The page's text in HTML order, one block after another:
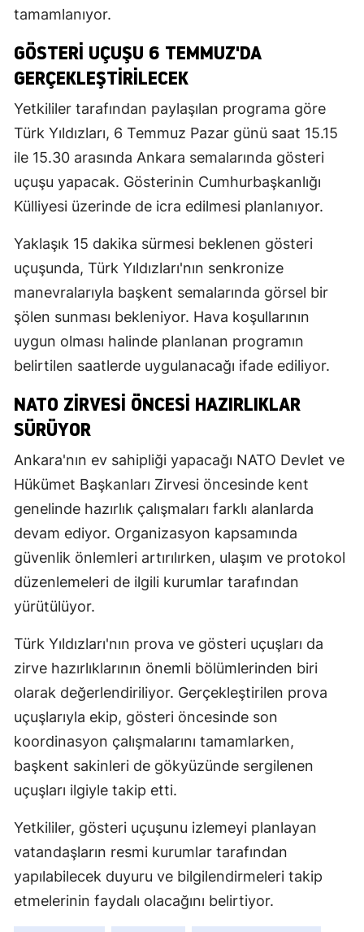
tamamlanıyor.
GÖSTERI UÇUŞU 6 TEMMUZ'DA
GERÇEKLEŞTIRILECEK
Yetkililer tarafından paylaşılan programa göre
Türk Yıldızları, 6 Temmuz Pazar günü saat 15.15
ile 15.30 arasında Ankara semalarında gösteri
uçuşu yapacak. Gösterinin Cumhurbaşkanlığı
Külliyesi üzerinde de icra edilmesi planlanıyor.
Yaklaşık 15 dakika sürmesi beklenen gösteri
uçuşunda, Türk Yıldızları'nın senkronize
manevralarıyla başkent semalarında görsel bir
şölen sunması bekleniyor. Hava koşullarının
uygun olması halinde planlanan programın
belirtilen saatlerde uygulanacağı ifade ediliyor.
NATO ZIRVESI ÖNCESI HAZIRLIKLAR
SÜRÜYOR
Ankara'nın ev sahipliği yapacağı NATO Devlet ve
Hükümet Başkanları Zirvesi öncesinde kent
genelinde hazırlık çalışmaları farklı alanlarda
devam ediyor. Organizasyon kapsamında
güvenlik önlemleri artırılırken, ulaşım ve protokol
düzenlemeleri de ilgili kurumlar tarafından
yürütülüyor.
Türk Yıldızları'nın prova ve gösteri uçuşları da
zirve hazırlıklarının önemli bölümlerinden biri
olarak değerlendiriliyor. Gerçekleştirilen prova
uçuşlarıyla ekip, gösteri öncesinde son
koordinasyon çalışmalarını tamamlarken,
başkent sakinleri de gökyüzünde sergilenen
uçuşları ilgiyle takip etti.
Yetkililer, gösteri uçuşunu izlemeyi planlayan
vatandaşların resmi kurumlar tarafından
yapılabilecek duyuru ve bilgilendirmeleri takip
etmelerinin faydalı olacağını belirtiyor.